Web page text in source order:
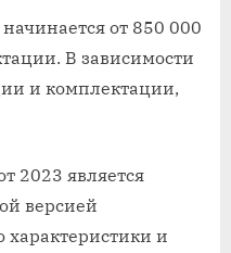
от 850 000
В зависимости
и комплектации,
2023 является
версией
и